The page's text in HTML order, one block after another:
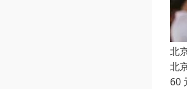
北
北
60